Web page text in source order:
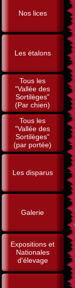
Nos lices
Les étalons
Tous les
"Vallée des
Sortilèges"
(Par chien)
Tous les
"Vallée des
Sortilèges"
(par portée)
Les disparus
Galerie
Expositions et
Nationales
d'élevage